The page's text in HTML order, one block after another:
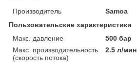
Производитель
Samoa
Пользовательские характеристики
Макс. давление
500 бар
Макс. производительность
(скорость потока)
2.5 л/мин